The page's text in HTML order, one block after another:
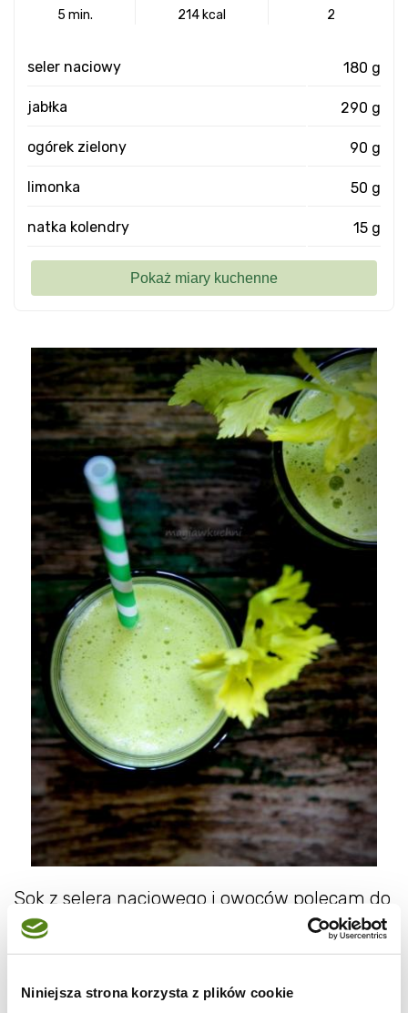
Niniejsza strona korzysta z plików cookie
Sok z selera naciowego i owoców polecam do
picia na czczo - oczyszcza organizm z toksyn
i do tego jest smaczny - jeżeli oczywiście
5 min. 214 kcal 2
seler naciowy 180 g
jabłka 290 g
ogórek zielony 90 g
limonka 50 g
natka kolendry 15 g